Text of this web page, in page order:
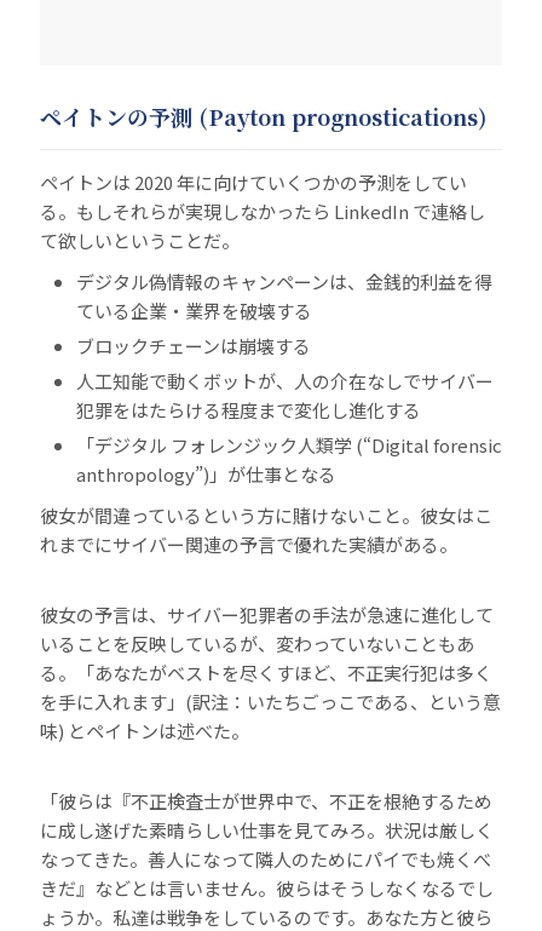
ペイトンの予測 (Payton prognostications)
ペイトンは 2020 年に向けていくつかの予測をしてい
る。もしそれらが実現しなかったら LinkedIn で連絡し
て欲しいということだ。
デジタル偽情報のキャンペーンは、金銭的利益を得
ている企業・業界を破壊する
ブロックチェーンは崩壊する
人工知能で動くボットが、人の介在なしでサイバー
犯罪をはたらける程度まで変化し進化する
「デジタル フォレンジック人類学 (“Digital forensic
anthropology”)」が仕事となる
彼女が間違っているという方に賭けないこと。彼女はこ
れまでにサイバー関連の予言で優れた実績がある。
彼女の予言は、サイバー犯罪者の手法が急速に進化して
いることを反映しているが、変わっていないこともあ
る。「あなたがベストを尽くすほど、不正実行犯は多く
を手に入れます」(訳注：いたちごっこである、という意
味) とペイトンは述べた。
「彼らは『不正検査士が世界中で、不正を根絶するため
に成し遂げた素晴らしい仕事を見てみろ。状況は厳しく
なってきた。善人になって隣人のためにパイでも焼くべ
きだ』などとは言いません。彼らはそうしなくなるでし
ょうか。私達は戦争をしているのです。あなた方と彼ら